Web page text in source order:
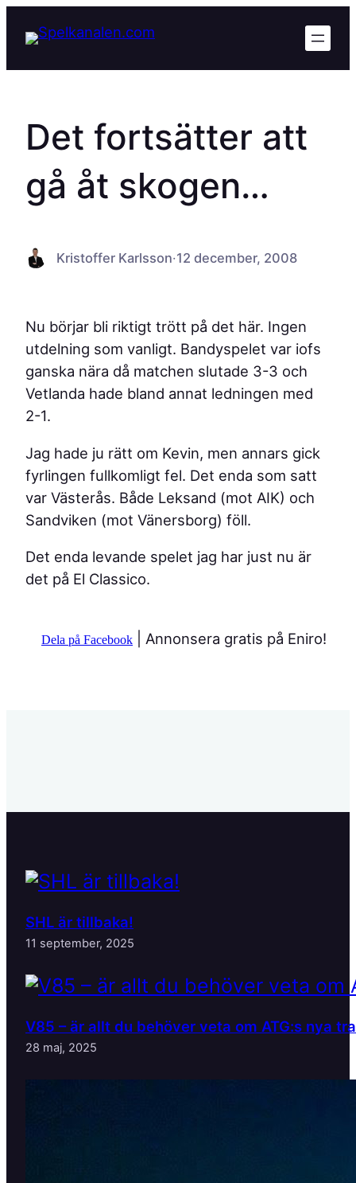
Det fortsätter att
gå åt skogen…
Kristoffer Karlsson·12 december, 2008
Nu börjar bli riktigt trött på det här. Ingen
utdelning som vanligt. Bandyspelet var iofs
ganska nära då matchen slutade 3-3 och
Vetlanda hade bland annat ledningen med
2-1.
Jag hade ju rätt om Kevin, men annars gick
fyrlingen fullkomligt fel. Det enda som satt
var Västerås. Både Leksand (mot AIK) och
Sandviken (mot Vänersborg) föll.
Det enda levande spelet jag har just nu är
det på El Classico.
Dela på Facebook | Annonsera gratis på Eniro!
SHL är tillbaka!
11 september, 2025
V85 – är allt du behöver veta om ATG:s nya
28 maj, 2025